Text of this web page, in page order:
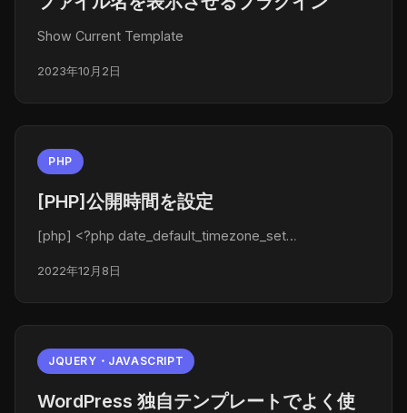
Show Current Template
2023年10月2日
PHP
[PHP]公開時間を設定
[php] <?php date_default_timezone_set…
2022年12月8日
JQUERY・JAVASCRIPT
WordPress 独自テンプレートでよく使